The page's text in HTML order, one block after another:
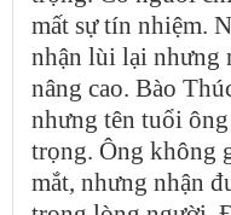
mất sự tín nhiệm.
nhận lùi lại nhưng
nâng cao. Bào
nhưng tên tuổi
trọng. Ông không
mắt, nhưng nhận